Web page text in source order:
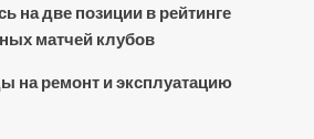
на две позиции в рейтинге
матчей клубов
на ремонт и эксплуатацию